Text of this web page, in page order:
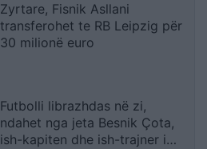
Zyrtare, Fisnik Asllani
transferohet te RB Leipzig për
30 milionë euro
Futbolli librazhdas në zi,
ndahet nga jeta Besnik Çota,
ish-kapiten dhe ish-trajner i